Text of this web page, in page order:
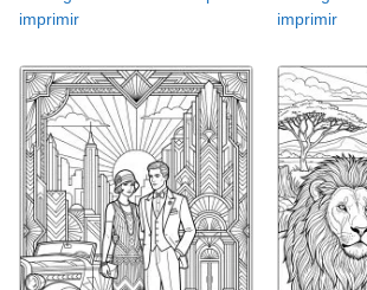
imprimir
imprimir